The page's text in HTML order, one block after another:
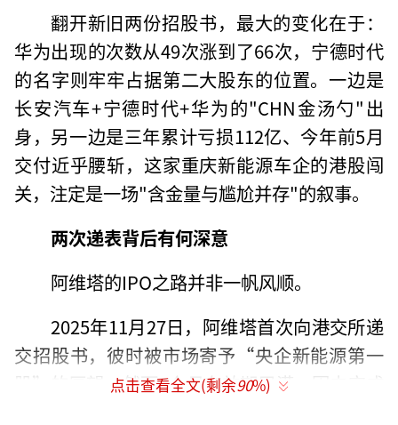
翻开新旧两份招股书，最大的变化在于：
华为出现的次数从49次涨到了66次，宁德时代
的名字则牢牢占据第二大股东的位置。一边是
长安汽车+宁德时代+华为的"CHN金汤勺"出
身，另一边是三年累计亏损112亿、今年前5月
交付近乎腰斩，这家重庆新能源车企的港股闯
关，注定是一场"含金量与尴尬并存"的叙事。
两次递表背后有何深意
阿维塔的IPO之路并非一帆风顺。
2025年11月27日，阿维塔首次向港交所递
交招股书，彼时被市场寄予“央企新能源第一
股”的厚望。然而6个月有效期届满，因未完成
点击查看全文(剩余90%)